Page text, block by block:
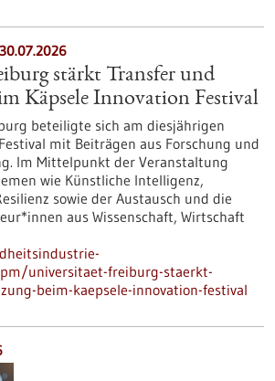
stärkt Transfer und
Käpsele Innovation Festival
beteiligte sich am diesjährigen
mit Beiträgen aus Forschung und
Im Mittelpunkt der Veranstaltung
wie Künstliche Intelligenz,
sowie der Austausch und die
aus Wissenschaft, Wirtschaft
universitaet-freiburg-staerkt-
beim-kaepsele-innovation-festival